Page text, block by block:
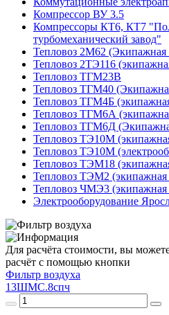
Компрессор ВУ 3.5
Компрессоры КТ6, КТ7
турбомеханический завод"
Тепловоз 2М62 (Экипажная
Тепловоз 2ТЭ116
Тепловоз ТГМ23В
Тепловоз ТГМ40
Тепловоз ТГМ4Б
Тепловоз ТГМ6А
Тепловоз ТГМ6Д
Тепловоз ТЭ10М
Тепловоз ТЭ10М
Тепловоз ТЭМ18
Тепловоз ТЭМ2 (экипажная
Тепловоз ЧМЭ3 (экипажная
Электрооборудование
Для расчёта стоимости, вы
расчёт с помощью кнопки
Фильтр воздуха
13ШМС.8спч